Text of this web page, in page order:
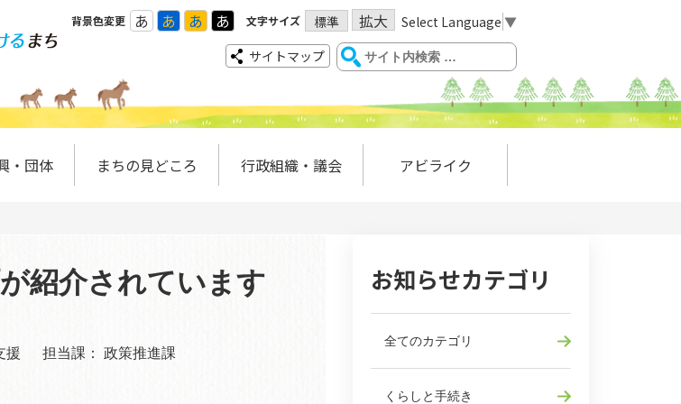
背景色変更 あ あ あ あ 文字サイズ 標準 拡大 Select Language ▼
サイトマップ
・団体 まちの見どころ 行政組織・議会 アビライク
紹介されています
援 担当課： 政策推進課
お知らせカテゴリ
全てのカテゴリ
くらしと手続き